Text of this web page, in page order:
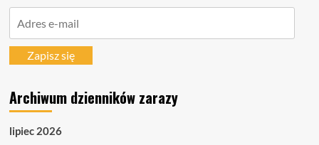
mailZapisz się
Archiwum dzienników zarazy
lipiec 2026